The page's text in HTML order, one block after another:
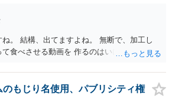
。 結構、出てますよね。 無断で、加工し
食べさせる動画を 作るのはいけませんが。
のもじり名使用、パブリシティ権